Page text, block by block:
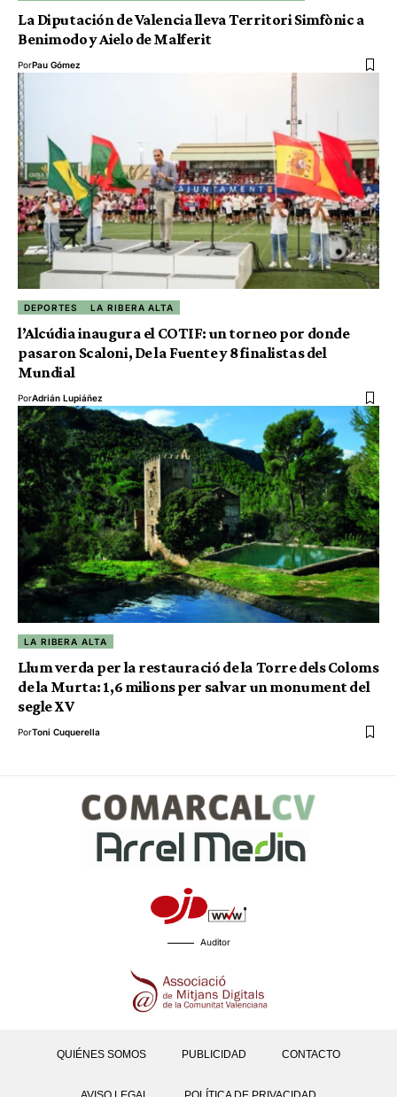
La Diputación de Valencia lleva Territori Simfònic a
Benimodo y Aielo de Malferit
PorPau Gómez
DEPORTES LA RIBERA ALTA
l’Alcúdia inaugura el COTIF: un torneo por donde
pasaron Scaloni, De la Fuente y 8 finalistas del
Mundial
PorAdrián Lupiáñez
LA RIBERA ALTA
Llum verda per la restauració de la Torre dels Coloms
de la Murta: 1,6 milions per salvar un monument del
segle XV
PorToni Cuquerella
Auditor
QUIÉNES SOMOS PUBLICIDAD CONTACTO
AVISO LEGAL POLÍTICA DE PRIVACIDAD